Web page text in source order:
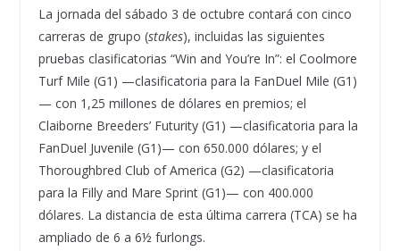
La jornada del sábado 3 de octubre contará con cinco
carreras de grupo (stakes), incluidas las siguientes
pruebas clasificatorias “Win and You’re In”: el Coolmore
Turf Mile (G1) —clasificatoria para la FanDuel Mile (G1)
— con 1,25 millones de dólares en premios; el
Claiborne Breeders’ Futurity (G1) —clasificatoria para la
FanDuel Juvenile (G1)— con 650.000 dólares; y el
Thoroughbred Club of America (G2) —clasificatoria
para la Filly and Mare Sprint (G1)— con 400.000
dólares. La distancia de esta última carrera (TCA) se ha
ampliado de 6 a 6½ furlongs.